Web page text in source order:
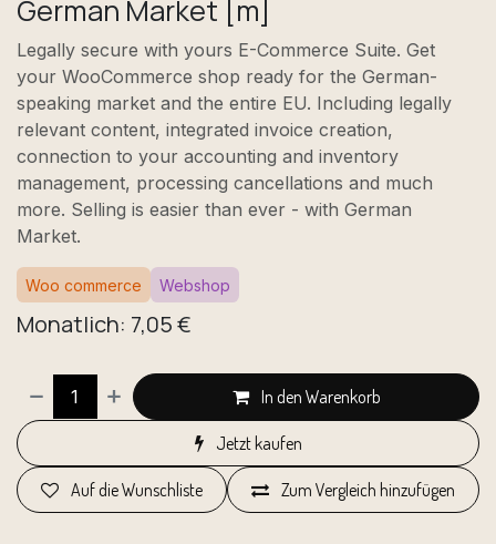
German Market [m]
Legally secure with yours E-Commerce Suite. Get
your WooCommerce shop ready for the German-
speaking market and the entire EU. Including legally
relevant content, integrated invoice creation,
connection to your accounting and inventory
management, processing cancellations and much
more. Selling is easier than ever - with German
Market.
Woo commerce Webshop
Monatlich: 7,05 €
In den Warenkorb
Jetzt kaufen
Zum Vergleich hinzufügen
Auf die Wunschliste